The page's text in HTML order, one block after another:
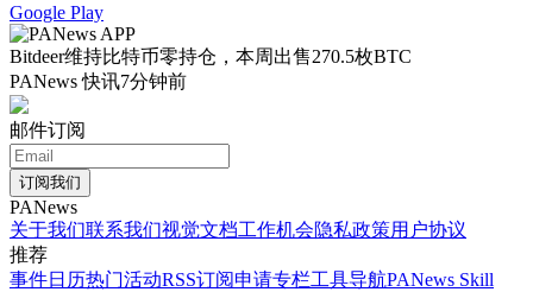
Google Play
Bitdeer维持比特币零持仓，本周出售270.5枚BTC
PANews 快讯7分钟前
邮件订阅
订阅我们
PANews
关于我们联系我们视觉文档工作机会隐私政策用户协议
推荐
事件日历热门活动RSS订阅申请专栏工具导航PANews Skill